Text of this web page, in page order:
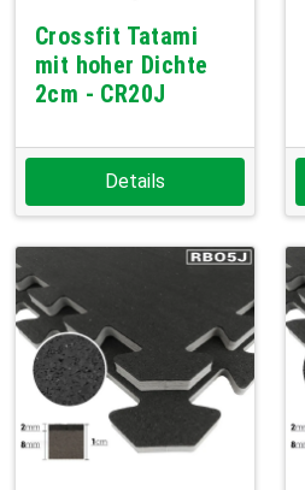
Crossfit Tatami
mit hoher Dichte
2cm - CR20J
Details